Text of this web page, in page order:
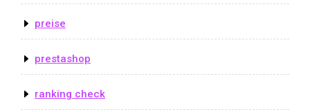
preise
prestashop
ranking check